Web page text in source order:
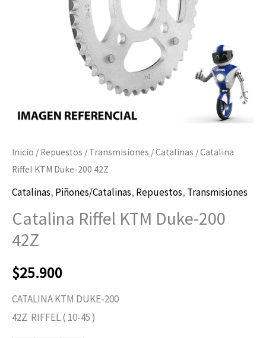
Inicio / Repuestos / Transmisiones /Catalinas / Catalina
Riffel KTM Duke-200 42Z
Catalinas, Piñones/Catalinas, Repuestos, Transmisiones
Catalina Riffel KTM Duke-200
42Z
$25.900
CATALINA KTM DUKE-200
42Z RIFFEL ( 10-45 )